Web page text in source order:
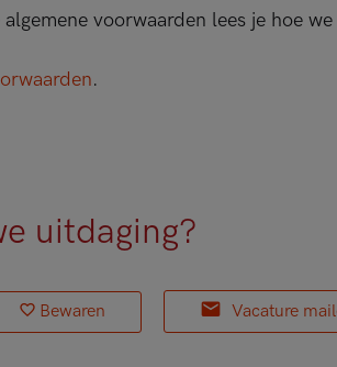
voorwaarden lees je hoe
.
uitdaging?
Bewaren Vacature